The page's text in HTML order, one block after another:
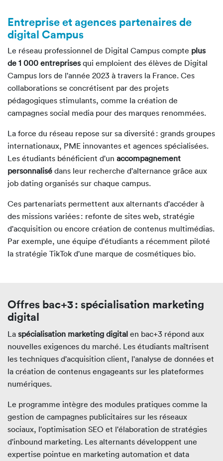
Entreprise et agences partenaires de
digital Campus
Le réseau professionnel de Digital Campus compte plus
de 1 000 entreprisesqui emploient des élèves de Digital
Campus lors de l'année 2023 à travers la France. Ces
collaborations se concrétisent par des projets
pédagogiques stimulants, comme la création de
campagnes social media pour des marques renommées.
La force du réseau repose sur sa diversité : grands groupes
internationaux, PME innovantes et agences spécialisées.
Les étudiants bénéficient d'un accompagnement
personnalisé dans leur recherche d'alternance grâce aux
job dating organisés sur chaque campus.
Ces partenariats permettent aux alternants d'accéder à
des missions variées : refonte de sites web, stratégie
d'acquisition ou encore création de contenus multimédias.
Par exemple, une équipe d'étudiants a récemment piloté
la stratégie TikTok d'une marque de cosmétiques bio.
Offres bac+3 : spécialisation marketing
digital
La spécialisation marketing digital en bac+3 répond aux
nouvelles exigences du marché. Les étudiants maîtrisent
les techniques d'acquisition client, l'analyse de données et
la création de contenus engageants sur les plateformes
numériques.
Le programme intègre des modules pratiques comme la
gestion de campagnes publicitaires sur les réseaux
sociaux, l'optimisation SEO et l'élaboration de stratégies
d'inbound marketing. Les alternants développent une
expertise pointue en marketing automation et data